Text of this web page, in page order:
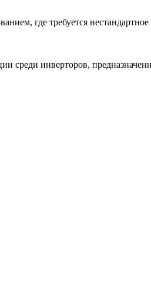
где требуется
среди инверторов,